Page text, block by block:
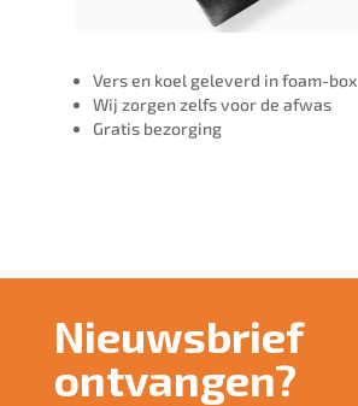
Vers en koel geleverd in foam-box
Wij zorgen zelfs voor de afwas
Gratis bezorging
Nieuwsbrief
ontvangen?